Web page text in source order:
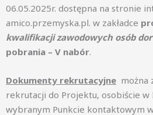
06.05.2025r. dostępna na stronie
amico.przemyska.pl. w zakładce
kwalifikacji zawodowych osób
pobrania – V nabór.
Dokumenty rekrutacyjne można
rekrutacji do Projektu, osobiście
wybranym Punkcie kontaktowym